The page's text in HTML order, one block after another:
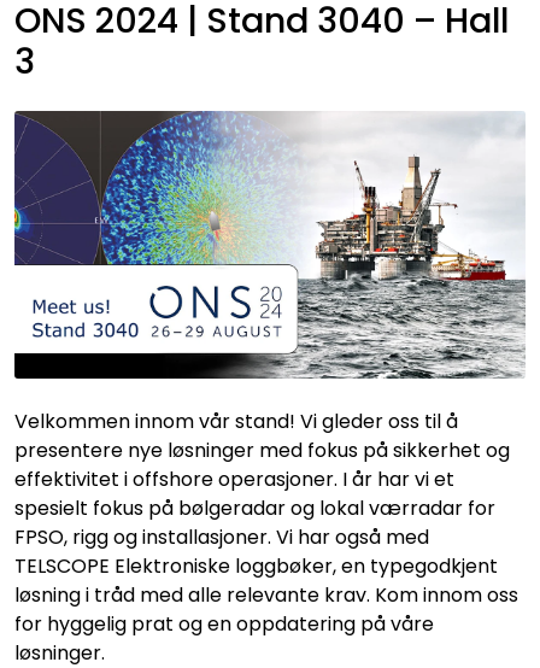
Skip to main content
ONS 2024 | Stand 3040 – Hall
3
Velkommen innom vår stand! Vi gleder oss til å
presentere nye løsninger med fokus på sikkerhet og
effektivitet i offshore operasjoner. I år har vi et
spesielt fokus på bølgeradar og lokal værradar for
FPSO, rigg og installasjoner. Vi har også med
TELSCOPE Elektroniske loggbøker, en typegodkjent
løsning i tråd med alle relevante krav. Kom innom oss
for hyggelig prat og en oppdatering på våre
løsninger.